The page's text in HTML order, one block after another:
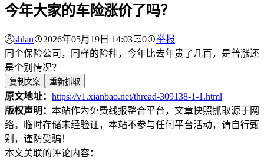
今年大家的车险涨价了吗？
shlan 2026年05月19日 14:03 0
举报
同个保险公司，同样的险种，今年比去年贵了几百，是普涨还
是个别情况？
复制文案 重新抓取
原文地址： https://v1.xianbao.net/thread-309138-1-1.html
版权声明： 本站作为免费线报整合平台，文章快照抓取源于网
络。临时存储未经验证，本站不参与任何平台活动，请自行甄
别，谨防受骗！
本文关联的评论内容：